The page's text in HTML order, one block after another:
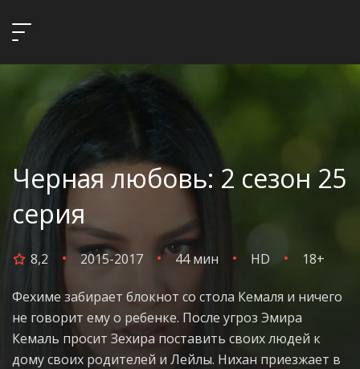
Черная любовь: 2 сезон 25
серия
8,2 2015-2017 44 мин HD 18+
Фехиме забирает блокнот со стола Кемаля и ничего
не говорит ему о ребенке. После угроз Эмира
Кемаль просит Зехира поставить своих людей к
дому своих родителей и Лейлы. Нихан приезжает в